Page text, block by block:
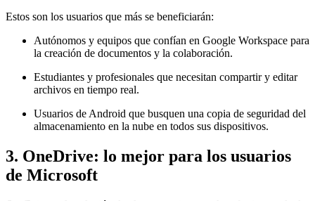
Estos son los usuarios que más se beneficiarán:
Autónomos y equipos que confían en Google Workspace para
la creación de documentos y la colaboración.
Estudiantes y profesionales que necesitan compartir y editar
archivos en tiempo real.
Usuarios de Android que busquen una copia de seguridad del
almacenamiento en la nube en todos sus dispositivos.
3. OneDrive: lo mejor para los usuarios
de Microsoft